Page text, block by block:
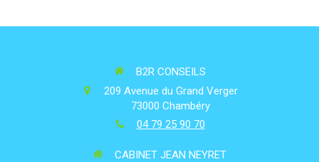
B2R CONSEILS
209 Avenue du Grand Verger
73000 Chambéry
04 79 25 90 70
CABINET JEAN NEYRET